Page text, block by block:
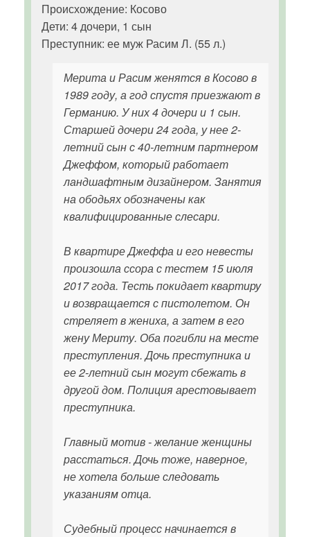
Происхождение: Косово
Дети: 4 дочери, 1 сын
Преступник: ее муж Расим Л. (55 л.)
Мерита и Расим женятся в Косово в
1989 году, а год спустя приезжают в
Германию. У них 4 дочери и 1 сын.
Старшей дочери 24 года, у нее 2-
летний сын с 40-летним партнером
Джеффом, который работает
ландшафтным дизайнером. Занятия
на ободьях обозначены как
квалифицированные слесари.
В квартире Джеффа и его невесты
произошла ссора с тестем 15 июля
2017 года. Тесть покидает квартиру
и возвращается с пистолетом. Он
стреляет в жениха, а затем в его
жену Мериту. Оба погибли на месте
преступления. Дочь преступника и
ее 2-летний сын могут сбежать в
другой дом. Полиция арестовывает
преступника.
Главный мотив - желание женщины
расстаться. Дочь тоже, наверное,
не хотела больше следовать
указаниям отца.
Судебный процесс начинается в